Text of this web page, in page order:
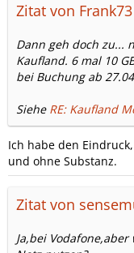
Zitat von Frank73
Dann geh doch zu...
Kaufland. 6 mal 10
bei Buchung ab
Siehe RE: Kaufland
Ich habe den
und ohne Substanz.
Zitat von
Ja,bei